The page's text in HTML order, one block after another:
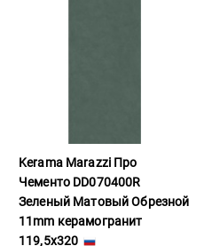
Kerama Marazzi Про
Чементо DD070400R
Зеленый Матовый Обрезной
11mm керамогранит
119,5x320